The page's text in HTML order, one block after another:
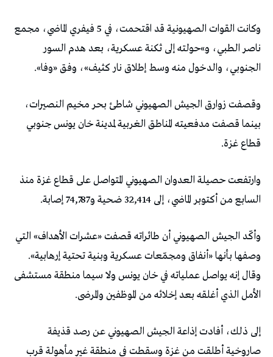
وكانت القوات الصهيونية قد اقتحمت، في 5 فيفري الماضي، مجمع
ناصر الطبي، و»حولته إلى ثكنة عسكرية، بعد هدم السور
الجنوبي، والدخول منه وسط إطلاق نار كثيف»، وفق «وفا».
وقصفت زوارق الجيش الصهيوني شاطئ بحر مخيم النصيرات،
بينما قصفت مدفعيته المناطق الغربية لمدينة خان يونس جنوبي
قطاع غزة.
وارتفعت حصيلة العدوان الصهيوني المتواصل على قطاع غزة منذ
السابع من أكتوبر الماضي، إلى 32,414 ضحية و74,787 إصابة.
وأكّد الجيش الصهيوني أن طائراته قصفت «عشرات الأهداف» التي
وصفها بأنها «أنفاق ومجمّعات عسكرية وبنية تحتية إرهابية».
وقال إنه يواصل عملياته في خان يونس ولا سيما منطقة مستشفى
الأمل الذي أغلقه بعد إخلائه من الموظفين والمرضى.
إلى ذلك، أفادت إذاعة الجيش الصهيوني عن رصد قذيفة
صاروخية أطلقت من غزة وسقطت في منطقة غير مأهولة قرب